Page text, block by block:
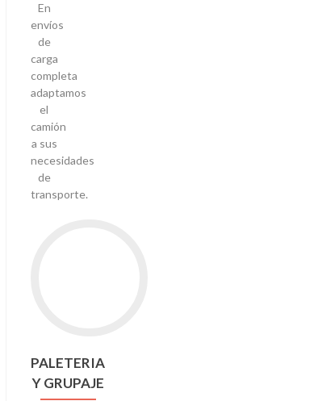
En
envíos
de
carga
completa
adaptamos
el
camión
a sus
necesidades
de
transporte.
PALETERIA
Y GRUPAJE